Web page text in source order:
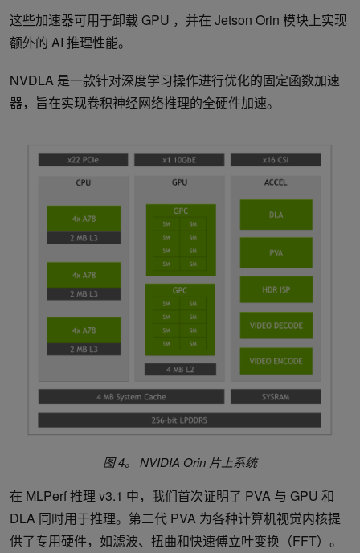
这些加速器可用于卸载 GPU ，并在 Jetson Orin 模块上实现
额外的 AI 推理性能。
NVDLA 是一款针对深度学习操作进行优化的固定函数加速
器，旨在实现卷积神经网络推理的全硬件加速。
图 4。 NVIDIA Orin 片上系统
在 MLPerf 推理 v3.1 中，我们首次证明了 PVA 与 GPU 和
DLA 同时用于推理。第二代 PVA 为各种计算机视觉内核提
供了专用硬件，如滤波、扭曲和快速傅立叶变换（FFT）。